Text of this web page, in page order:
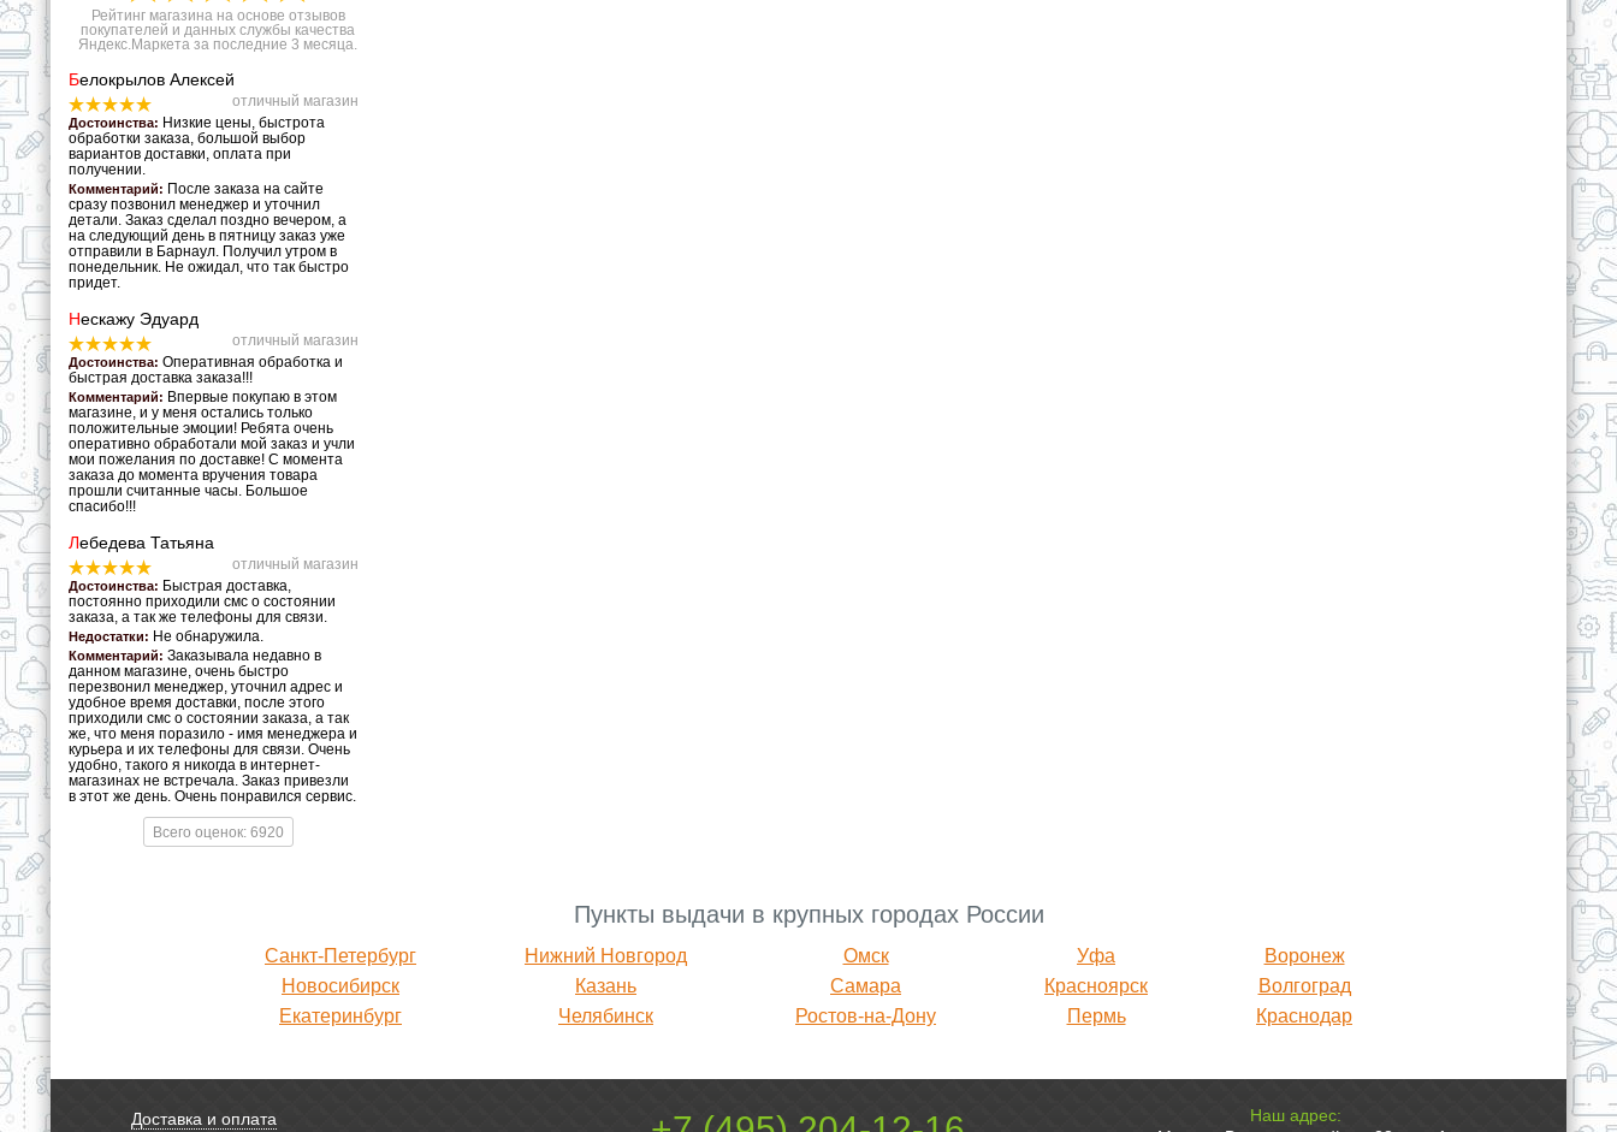
Рейтинг магазина на основе отзывов
покупателей и данных службы качества
Яндекс.Маркета за последние 3 месяца.
Белокрылов Алексей
отличный магазин
Достоинства: Низкие цены, быстрота
обработки заказа, большой выбор
вариантов доставки, оплата при
получении.
Комментарий: После заказа на сайте
сразу позвонил менеджер и уточнил
детали. Заказ сделал поздно вечером, а
на следующий день в пятницу заказ уже
отправили в Барнаул. Получил утром в
понедельник. Не ожидал, что так быстро
придет.
Нескажу Эдуард
отличный магазин
Достоинства: Оперативная обработка и
быстрая доставка заказа!!!
Комментарий: Впервые покупаю в этом
магазине, и у меня остались только
положительные эмоции! Ребята очень
оперативно обработали мой заказ и учли
мои пожелания по доставке! С момента
заказа до момента вручения товара
прошли считанные часы. Большое
спасибо!!!
Лебедева Татьяна
отличный магазин
Достоинства: Быстрая доставка,
постоянно приходили смс о состоянии
заказа, а так же телефоны для связи.
Недостатки: Не обнаружила.
Комментарий: Заказывала недавно в
данном магазине, очень быстро
перезвонил менеджер, уточнил адрес и
удобное время доставки, после этого
приходили смс о состоянии заказа, а так
же, что меня поразило - имя менеджера и
курьера и их телефоны для связи. Очень
удобно, такого я никогда в интернет-
магазинах не встречала. Заказ привезли
в этот же день. Очень понравился сервис.
Всего оценок: 6920
Пункты выдачи в крупных городах России
Санкт-Петербург
Новосибирск
Екатеринбург
Нижний Новгород
Казань
Челябинск
Омск
Самара
Ростов-на-Дону
Уфа
Красноярск
Пермь
Воронеж
Волгоград
Краснодар
Доставка и оплата
Наш адрес: